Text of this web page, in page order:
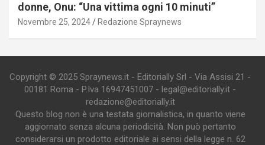
donne, Onu: “Una vittima ogni 10 minuti”
Novembre 25, 2024 Redazione Spraynews
Copyright © 2025 Spraynews.it - Editorially Srl - Via Assisi 21 -
00181 Roma - P.Iva 16947451007 - legal@editorially.it -
redazione@editorially.it
Questo blog non è una testata giornalistica, in quanto viene
aggiornato senza alcuna periodicità. Non può pertanto
considerarsi un prodotto editoriale ai sensi della legge n. 62